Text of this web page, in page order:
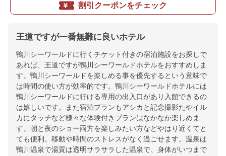
割引クーポンをチェック
王道ですが一番無難に良いホテル
鴨川シーワールドに行くチケット付きの宿泊施設をお探しで
あれば、王道ですが鴨川シーワールドホテルをおすすめしま
す。鴨川シーワールドを楽しめる事を優先するという意味で
は時間の使い方が効率的です。鴨川シーワールドホテルには
鴨川シーワールドに行ける専用の出入口があり入館できるの
は嬉しいです。また宿泊プランもアシカと記念撮影たやイル
カにタッチなど様々な体験付きプランはなかなか楽しめま
す。朝と夜のショー両方を楽しみたい方などやはり近くてと
ても便利。移動や時間のストレスがなく過ごせます。温泉は
鴨川温泉で湯質は透明サラサラした温泉で、身体がいつまで